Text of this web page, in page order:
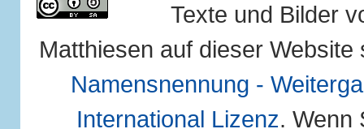
Texte und Bilder
Matthiesen auf dieser
Namensnennung -
International Lizenz. Wenn